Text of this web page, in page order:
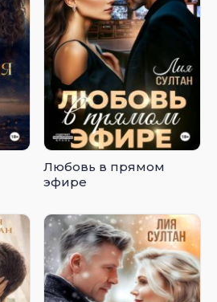
Любовь в прямом
эфире